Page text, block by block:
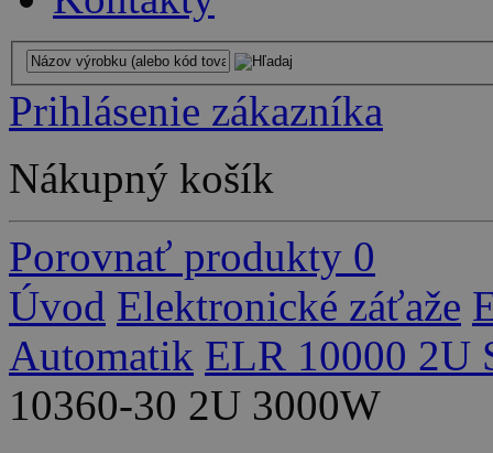
Prihlásenie zákazníka
Nákupný košík
Porovnať produkty 0
Úvod Elektronické záťaže
Automatik ELR 10000 2U
10360-30 2U 3000W